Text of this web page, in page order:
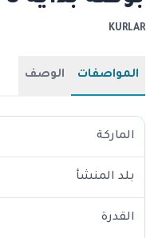
KURLAR
المواصفات الوصف
الماركة
بلد المنشأ
القدرة